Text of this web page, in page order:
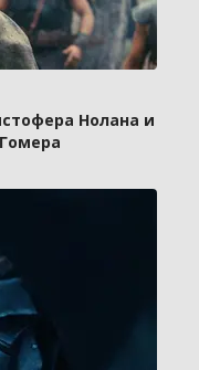
Нолана и